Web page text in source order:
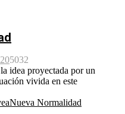
5032
idea proyectada por un
vivida en este
Nueva Normalidad